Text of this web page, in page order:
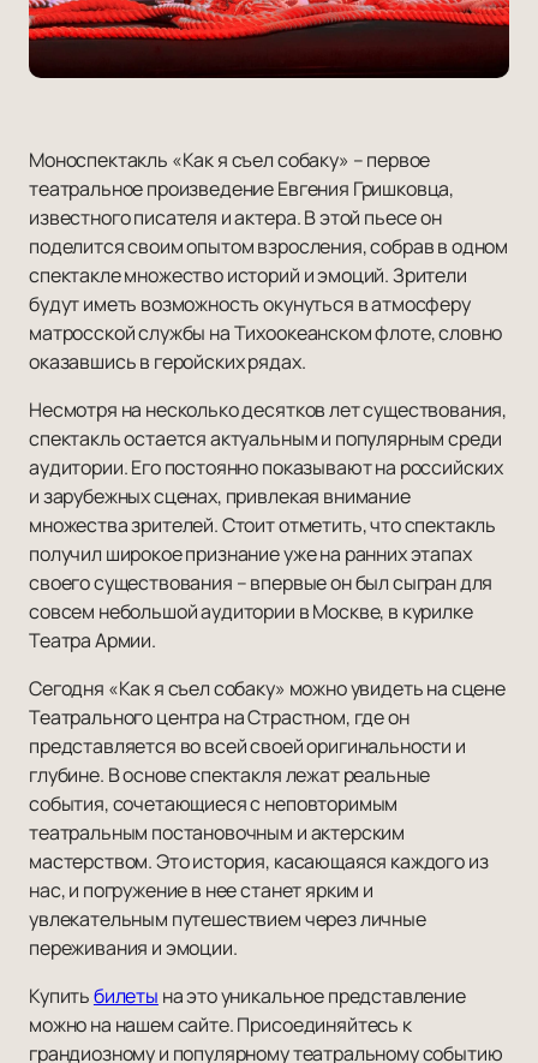
Моноспектакль «Как я съел собаку» – первое
театральное произведение Евгения Гришковца,
известного писателя и актера. В этой пьесе он
поделится своим опытом взросления, собрав в одном
спектакле множество историй и эмоций. Зрители
будут иметь возможность окунуться в атмосферу
матросской службы на Тихоокеанском флоте, словно
оказавшись в геройских рядах.
Несмотря на несколько десятков лет существования,
спектакль остается актуальным и популярным среди
аудитории. Его постоянно показывают на российских
и зарубежных сценах, привлекая внимание
множества зрителей. Стоит отметить, что спектакль
получил широкое признание уже на ранних этапах
своего существования – впервые он был сыгран для
совсем небольшой аудитории в Москве, в курилке
Театра Армии.
Сегодня «Как я съел собаку» можно увидеть на сцене
Театрального центра на Страстном, где он
представляется во всей своей оригинальности и
глубине. В основе спектакля лежат реальные
события, сочетающиеся с неповторимым
театральным постановочным и актерским
мастерством. Это история, касающаяся каждого из
нас, и погружение в нее станет ярким и
увлекательным путешествием через личные
переживания и эмоции.
Купитьбилеты на это уникальное представление
можно на нашем сайте. Присоединяйтесь к
грандиозному и популярному театральному событию